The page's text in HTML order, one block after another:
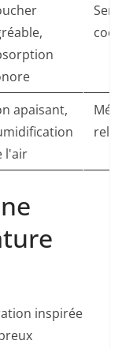
apaisant,
l'air
inspirée